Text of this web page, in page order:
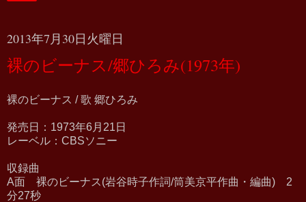
2013年7月30日火曜日
裸のビーナス/郷ひろみ(1973年)
裸のビーナス / 歌 郷ひろみ
発売日：1973年6月21日
レーベル：CBSソニー
収録曲
A面 裸のビーナス(岩谷時子作詞/筒美京平作曲・編曲) 2
分27秒